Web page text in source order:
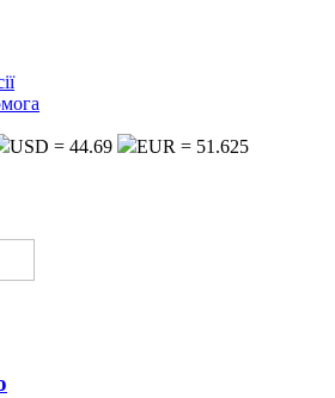
USD = 44.69
EUR = 51.625